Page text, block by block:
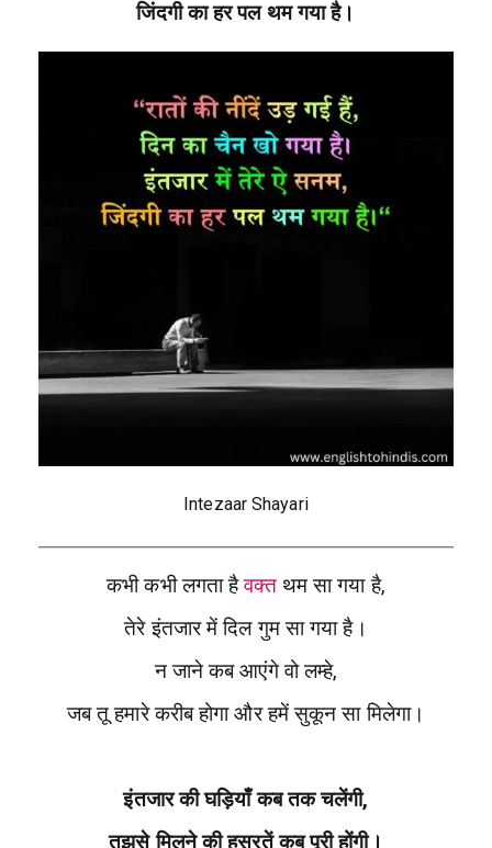
जिंदगी का हर पल थम गया है।
Intezaar Shayari
कभी कभी लगता हैवक्तथम सा गया है,
तेरे इंतजार में दिल गुम सा गया है।
न जाने कब आएंगे वो लम्हे,
जब तू हमारे करीब होगा और हमें सुकून सा मिलेगा।
इंतजार की घड़ियाँ कब तक चलेंगी,
तुझसे मिलने की हसरतें कब पूरी होंगी।